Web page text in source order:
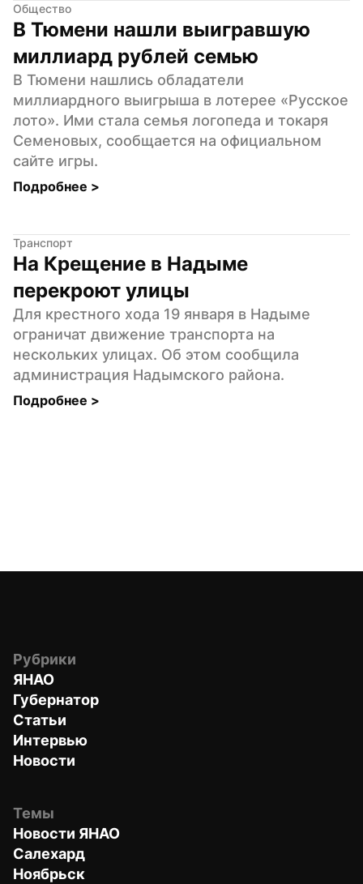
Общество
В Тюмени нашли выигравшую
миллиард рублей семью
В Тюмени нашлись обладатели
миллиардного выигрыша в лотерее «Русское
лото». Ими стала семья логопеда и токаря
Семеновых, сообщается на официальном
сайте игры.
Подробнее >
Транспорт
На Крещение в Надыме
перекроют улицы
Для крестного хода 19 января в Надыме
ограничат движение транспорта на
нескольких улицах. Об этом сообщила
администрация Надымского района.
Подробнее >
Рубрики
ЯНАО
Губернатор
Статьи
Интервью
Новости
Темы
Новости ЯНАО
Салехард
Ноябрьск